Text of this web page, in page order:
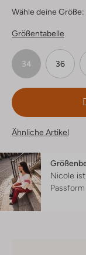
Wähle deine Größe:
Größentabelle
34 36
Ähnliche Artikel
Nicole